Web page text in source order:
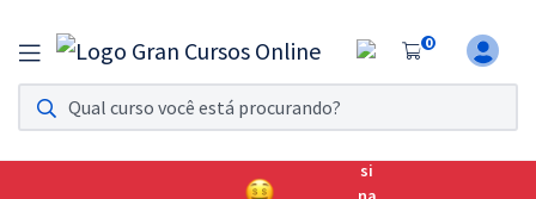
0
Assinatura Ilimitada 11
Acesso a todos os cursos. Teste grátis por 7 dias!
Assinatura OAB Até Passar